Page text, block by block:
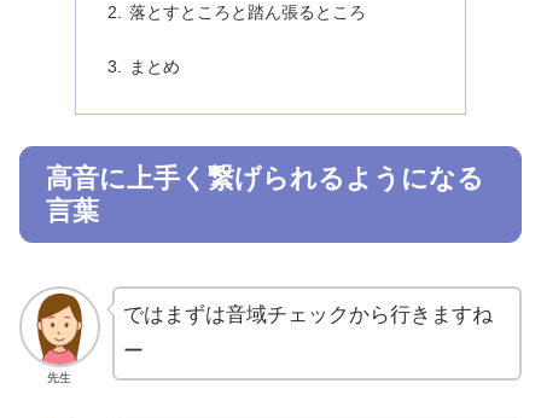
落とすところと踏ん張るところ
まとめ
高音に上手く繋げられるようになる
言葉
先生
ではまずは音域チェックから行きますね
ー